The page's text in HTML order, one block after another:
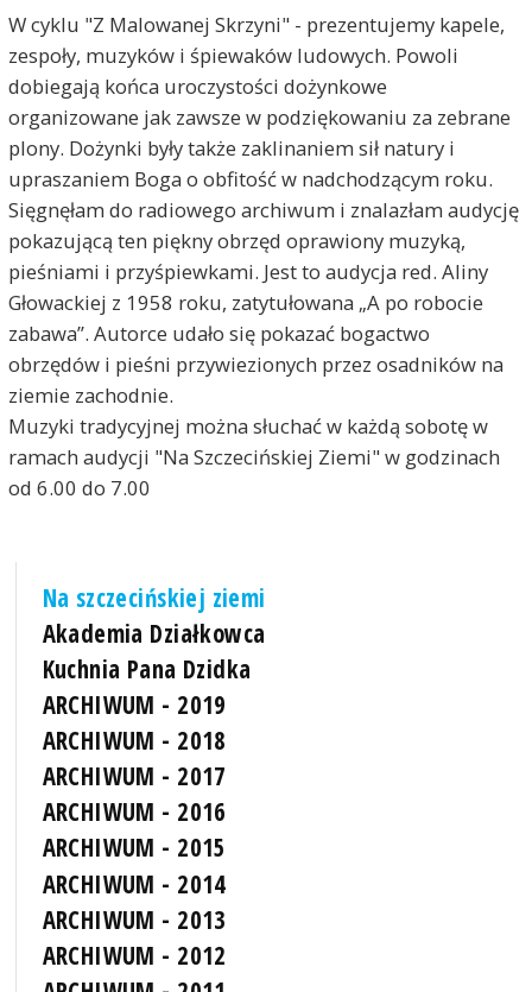
W cyklu "Z Malowanej Skrzyni" - prezentujemy kapele,
zespoły, muzyków i śpiewaków ludowych. Powoli
dobiegają końca uroczystości dożynkowe
organizowane jak zawsze w podziękowaniu za zebrane
plony. Dożynki były także zaklinaniem sił natury i
upraszaniem Boga o obfitość w nadchodzącym roku.
Sięgnęłam do radiowego archiwum i znalazłam audycję
pokazującą ten piękny obrzęd oprawiony muzyką,
pieśniami i przyśpiewkami. Jest to audycja red. Aliny
Głowackiej z 1958 roku, zatytułowana „A po robocie
zabawa”. Autorce udało się pokazać bogactwo
obrzędów i pieśni przywiezionych przez osadników na
ziemie zachodnie.
Muzyki tradycyjnej można słuchać w każdą sobotę w
ramach audycji "Na Szczecińskiej Ziemi" w godzinach
od 6.00 do 7.00
Na szczecińskiej ziemi
Akademia Działkowca
Kuchnia Pana Dzidka
ARCHIWUM - 2019
ARCHIWUM - 2018
ARCHIWUM - 2017
ARCHIWUM - 2016
ARCHIWUM - 2015
ARCHIWUM - 2014
ARCHIWUM - 2013
ARCHIWUM - 2012